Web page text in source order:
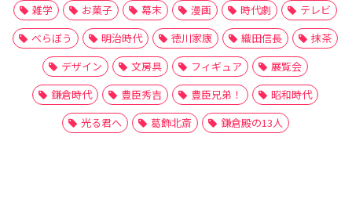
雑学
お菓子 幕末 漫画 時代劇
テレビ
べらぼう
明治時代 徳川家康 織田信長
抹茶
デザイン
文房具 フィギュア
展覧会
鎌倉時代
豊臣秀吉 豊臣兄弟！
昭和時代
光る君へ
葛飾北斎 鎌倉殿の13人